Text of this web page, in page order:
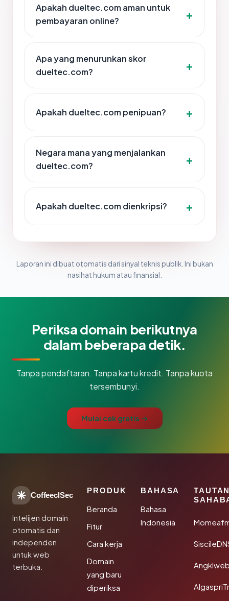
Apakah dueltec.com aman untuk
pembayaran online?
Apa yang menurunkan skor
dueltec.com?
Apakah dueltec.com penipuan?
Negara mana yang menjalankan
dueltec.com?
Apakah dueltec.com dienkripsi?
Laporan ini dibuat otomatis dari sinyal teknis publik. Ini bukan
nasihat hukum atau finansial.
Periksa domain berikutnya
dalam beberapa detik.
Tanpa pendaftaran. Tanpa kartu kredit. Tanpa kuota
tersembunyi.
Mulai cek gratis →
CoffeeclSec
Intelijen domain
otomatis dan
independen
untuk web
terbuka.
PRODUK
Beranda
Fitur
Cara kerja
Domain
yang baru
diperiksa
BAHASA
Bahasa
Indonesia